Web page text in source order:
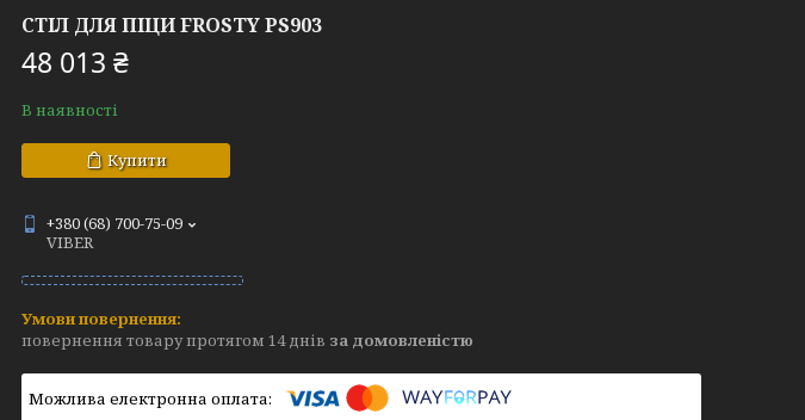
СТІЛ ДЛЯ ПІЦИ FROSTY PS903
48 013 ₴
В наявності
Купити
+380 (68) 700-75-09
VIBER
повернення товару протягом 14 днів за домовленістю